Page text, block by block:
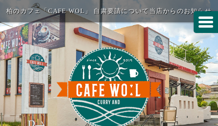
柏のカフェ「CAFE WOL」 自粛要請について当店からのお知らせ